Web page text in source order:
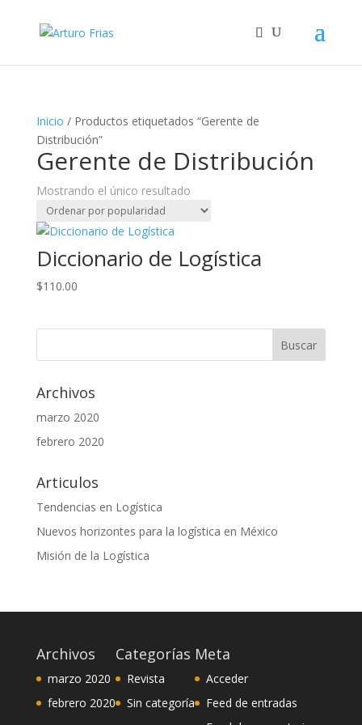
Inicio / Productos etiquetados “Gerente de
Distribución”
Gerente de Distribución
Mostrando el único resultado
Diccionario de Logística
$110.00
Archivos
marzo 2020
febrero 2020
Articulos
Tendencias en Logística
Nuevos horizontes para la logística en México
Misión de la Logística
Archivos
marzo 2020
febrero 2020
Categorías
Revista
Sin categoría
Meta
Acceder
Feed de entradas